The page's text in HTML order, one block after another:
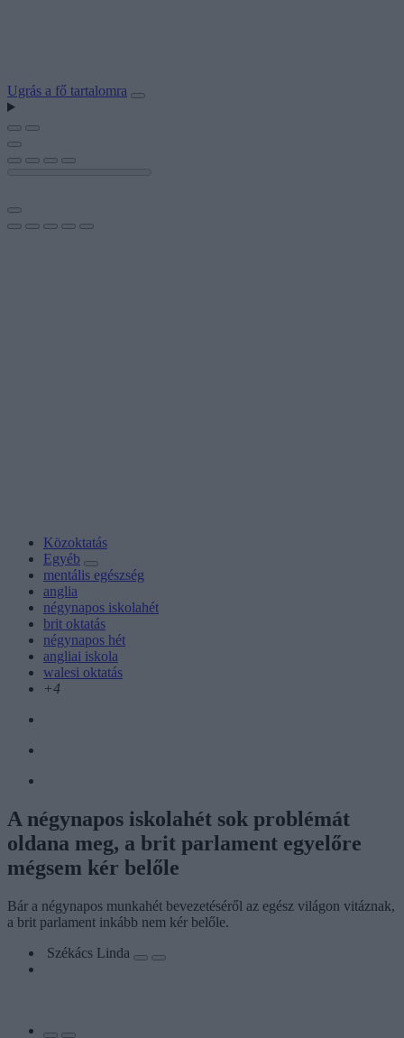
Ugrás a fő tartalomra
Közoktatás
Egyéb
mentális egészség
anglia
négynapos iskolahét
brit oktatás
négynapos hét
angliai iskola
walesi oktatás
+4
A négynapos iskolahét sok problémát
oldana meg, a brit parlament egyelőre
mégsem kér belőle
Bár a négynapos munkahét bevezetéséről az egész világon vitáznak,
a brit parlament inkább nem kér belőle.
Székács Linda